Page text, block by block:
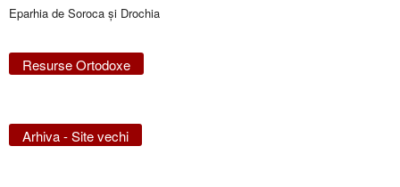
Eparhia de Soroca și Drochia
Resurse Ortodoxe
Arhiva - Site vechi